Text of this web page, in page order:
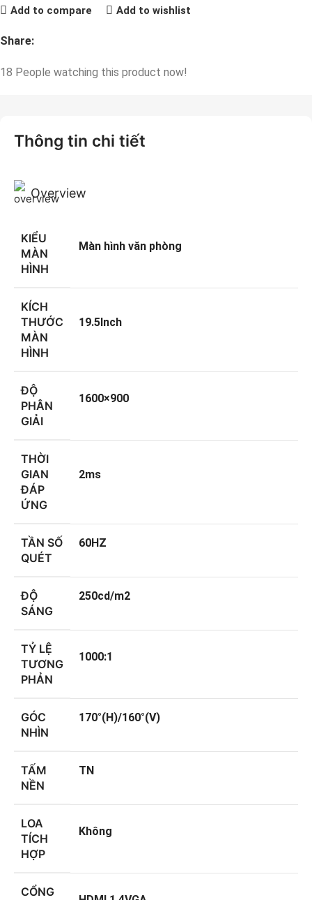
Add to compare Add to wishlist
Share:
18 People watching this product now!
Thông tin chi tiết
Overview
KIỂU
MÀN
HÌNH
Màn hình văn phòng
KÍCH
THƯỚC
MÀN
HÌNH
19.5Inch
ĐỘ
PHÂN
GIẢI
1600×900
THỜI
GIAN
ĐÁP
ỨNG
2ms
TẦN SỐ
QUÉT
60HZ
ĐỘ
SÁNG
250cd/m2
TỶ LỆ
TƯƠNG
PHẢN
1000:1
GÓC
NHÌN
170°(H)/160°(V)
TẤM
NỀN
TN
LOA
TÍCH
HỢP
Không
CỔNG